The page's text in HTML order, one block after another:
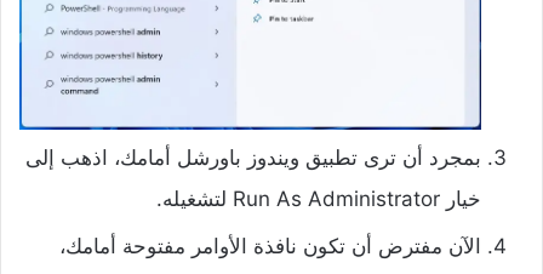
بمجرد أن ترى تطبيق ويندوز باورشل أمامك، اذهب إلى
خيار Run As Administrator لتشغيله.
الآن مفترض أن تكون نافذة الأوامر مفتوحة أمامك،